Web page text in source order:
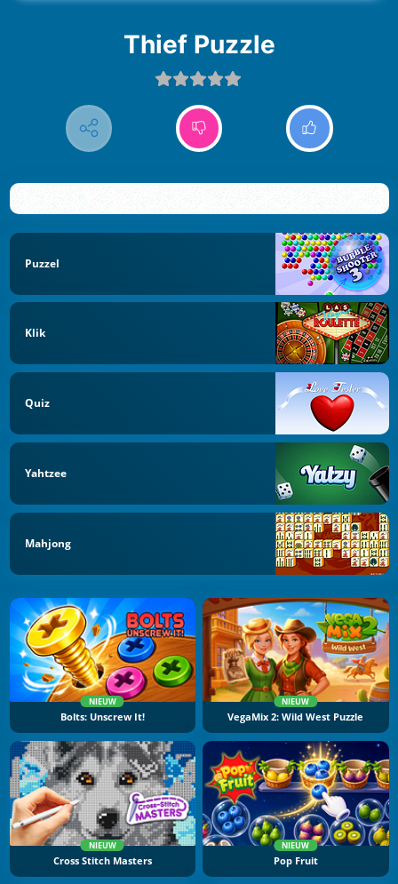
Thief Puzzle
Puzzel
Klik
Quiz
Yahtzee
Mahjong
NIEUW
Bolts: Unscrew It!
NIEUW
VegaMix 2: Wild West Puzzle
NIEUW
Cross Stitch Masters
NIEUW
Pop Fruit